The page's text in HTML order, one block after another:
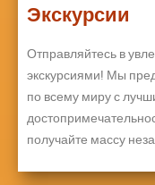
Экскурсии
Отправляйтесь в
экскурсиями! Мы
по всему миру с
получайте массу